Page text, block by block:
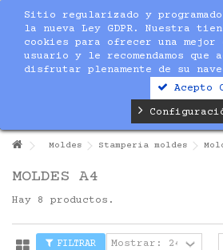
Sitio regularizado y
la nueva Ley GDPR. Nuestra
cookies para ofrecer una mejor
usuario y le recomendamos que
disfrutar plenamente de su
Acepto
Moldes Stamperia moldes
MOLDES A4
Hay 8 productos.
FILTRAR